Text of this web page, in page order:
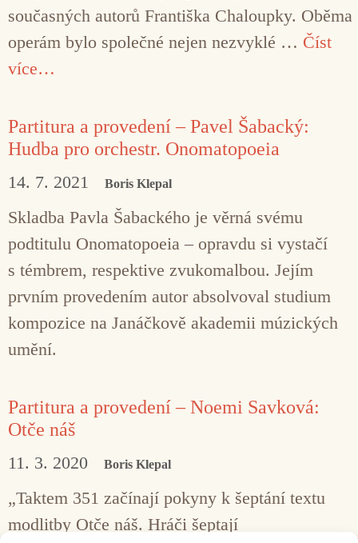
současných autorů Františka Chaloupky. Oběma
operám bylo společné nejen nezvyklé … Číst
více…
Partitura a provedení – Pavel Šabacký:
Hudba pro orchestr. Onomatopoeia
14. 7. 2021 Boris Klepal
Skladba Pavla Šabackého je věrná svému
podtitulu Onomatopoeia – opravdu si vystačí
s témbrem, respektive zvukomalbou. Jejím
prvním provedením autor absolvoval studium
kompozice na Janáčkově akademii múzických
umění.
Partitura a provedení – Noemi Savková:
Otče náš
11. 3. 2020 Boris Klepal
„Taktem 351 začínají pokyny k šeptání textu
modlitby Otče náš. Hráči šeptají